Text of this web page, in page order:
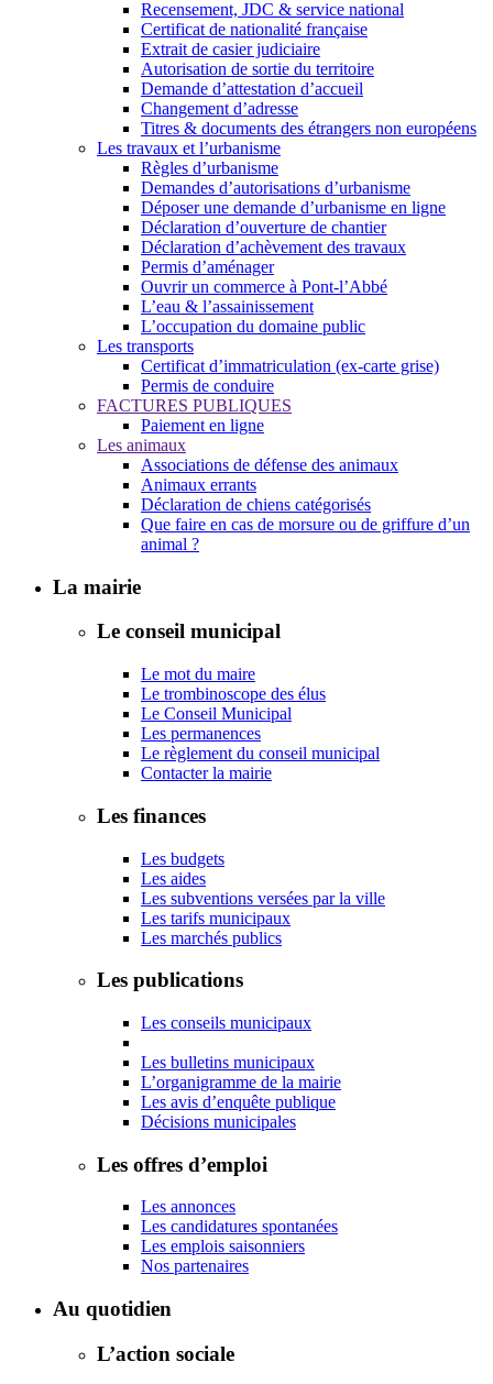
Recensement, JDC & service national
Certificat de nationalité française
Extrait de casier judiciaire
Autorisation de sortie du territoire
Demande d’attestation d’accueil
Changement d’adresse
Titres & documents des étrangers non européens
Les travaux et l’urbanisme
Règles d’urbanisme
Demandes d’autorisations d’urbanisme
Déposer une demande d’urbanisme en ligne
Déclaration d’ouverture de chantier
Déclaration d’achèvement des travaux
Permis d’aménager
Ouvrir un commerce à Pont-l’Abbé
L’eau & l’assainissement
L’occupation du domaine public
Les transports
Certificat d’immatriculation (ex-carte grise)
Permis de conduire
FACTURES PUBLIQUES
Paiement en ligne
Les animaux
Associations de défense des animaux
Animaux errants
Déclaration de chiens catégorisés
Que faire en cas de morsure ou de griffure d’un
animal ?
La mairie
Le conseil municipal
Le mot du maire
Le trombinoscope des élus
Le Conseil Municipal
Les permanences
Le règlement du conseil municipal
Contacter la mairie
Les finances
Les budgets
Les aides
Les subventions versées par la ville
Les tarifs municipaux
Les marchés publics
Les publications
Les conseils municipaux
Les bulletins municipaux
L’organigramme de la mairie
Les avis d’enquête publique
Décisions municipales
Les offres d’emploi
Les annonces
Les candidatures spontanées
Les emplois saisonniers
Nos partenaires
Au quotidien
L’action sociale